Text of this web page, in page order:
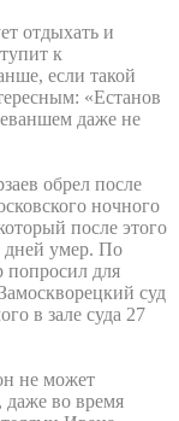
отдыхать и
к
если такой
«Естанов
даже не
обрел после
ночного
после этого
дней умер. По
попросил для
суд
в зале суда 27
не может
даже во время